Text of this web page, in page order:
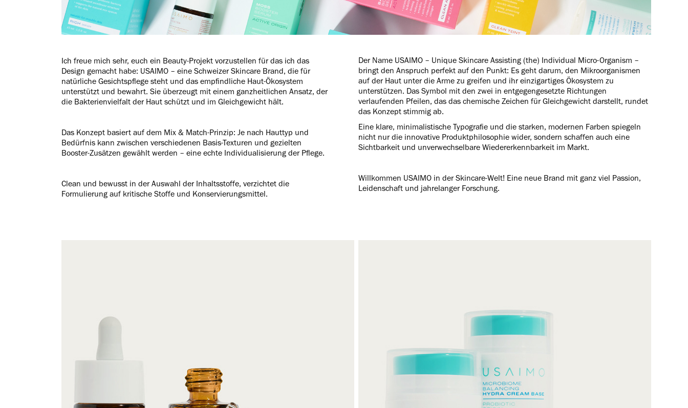
Ich freue mich sehr, euch ein Beauty-Projekt vorzustellen für das ich das
Design gemacht habe: USAIMO – eine Schweizer Skincare Brand, die für
natürliche Gesichtspflege steht und das empfindliche Haut-Ökosystem
unterstützt und bewahrt. Sie überzeugt mit einem ganzheitlichen Ansatz, der
die Bakterienvielfalt der Haut schützt und im Gleichgewicht hält.
Das Konzept basiert auf dem Mix & Match-Prinzip: Je nach Hauttyp und
Bedürfnis kann zwischen verschiedenen Basis-Texturen und gezielten
Booster-Zusätzen gewählt werden – eine echte Individualisierung der Pflege.
Clean und bewusst in der Auswahl der Inhaltsstoffe, verzichtet die
Formulierung auf kritische Stoffe und Konservierungsmittel.
Der Name USAIMO – Unique Skincare Assisting (the) Individual Micro-Organism –
bringt den Anspruch perfekt auf den Punkt: Es geht darum, den Mikroorganismen
auf der Haut unter die Arme zu greifen und ihr einzigartiges Ökosystem zu
unterstützen. Das Symbol mit den zwei in entgegengesetzte Richtungen
verlaufenden Pfeilen, das das chemische Zeichen für Gleichgewicht darstellt, rundet
das Konzept stimmig ab.
Eine klare, minimalistische Typografie und die starken, modernen Farben spiegeln
nicht nur die innovative Produktphilosophie wider, sondern schaffen auch eine
Sichtbarkeit und unverwechselbare Wiedererkennbarkeit im Markt.
Willkommen USAIMO in der Skincare-Welt! Eine neue Brand mit ganz viel Passion,
Leidenschaft und jahrelanger Forschung.